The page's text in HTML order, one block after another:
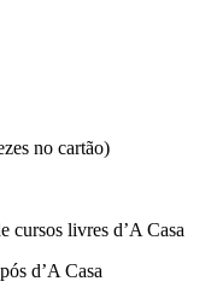
no cartão)
cursos livres d’A Casa
d’A Casa